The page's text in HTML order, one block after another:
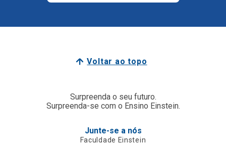
Voltar ao topo
Surpreenda o seu futuro.
Surpreenda-se com o Ensino Einstein.
Junte-se a nós
Faculdade Einstein